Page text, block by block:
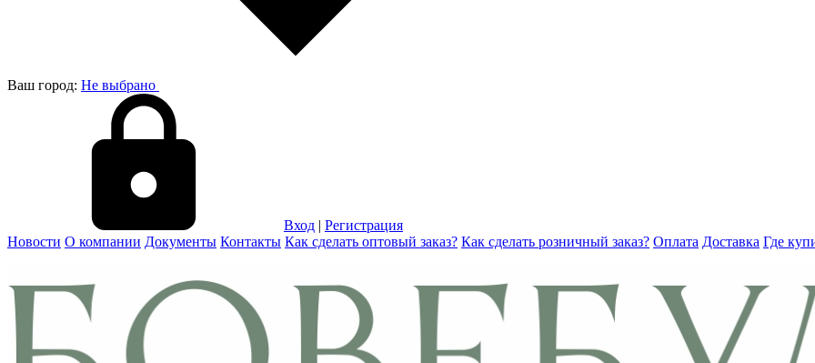
Ваш город: Не выбрано
Вход | Регистрация
Новости О компании Документы Контакты Как сделать оптовый заказ? Как сделать розничный заказ? Оплата Доставка Где